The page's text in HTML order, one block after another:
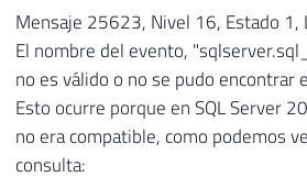
Mensaje 25623, Nivel 16, Estado 1,
El nombre del evento,
no es válido o no se pudo encontrar
Esto ocurre porque en SQL Server
no era compatible, como podemos
consulta: